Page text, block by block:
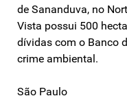
de Sananduva, no
Vista possui 500
dívidas com o Banco
crime ambiental.
São Paulo